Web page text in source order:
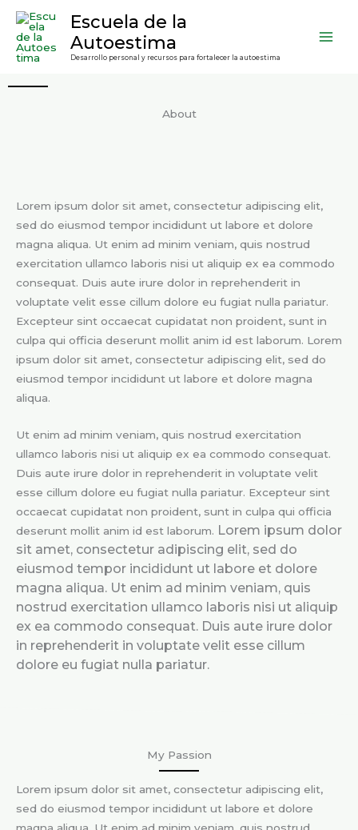
contenido
contenido
Escuela de la
Autoestima
Desarrollo personal y recursos para fortalecer la autoestima
About
Lorem ipsum dolor sit amet, consectetur adipiscing elit,
sed do eiusmod tempor incididunt ut labore et dolore
magna aliqua. Ut enim ad minim veniam, quis nostrud
exercitation ullamco laboris nisi ut aliquip ex ea commodo
consequat. Duis aute irure dolor in reprehenderit in
voluptate velit esse cillum dolore eu fugiat nulla pariatur.
Excepteur sint occaecat cupidatat non proident, sunt in
culpa qui officia deserunt mollit anim id est laborum. Lorem
ipsum dolor sit amet, consectetur adipiscing elit, sed do
eiusmod tempor incididunt ut labore et dolore magna
aliqua.
Ut enim ad minim veniam, quis nostrud exercitation
ullamco laboris nisi ut aliquip ex ea commodo consequat.
Duis aute irure dolor in reprehenderit in voluptate velit
esse cillum dolore eu fugiat nulla pariatur. Excepteur sint
occaecat cupidatat non proident, sunt in culpa qui officia
deserunt mollit anim id est laborum. Lorem ipsum dolor
sit amet, consectetur adipiscing elit, sed do
eiusmod tempor incididunt ut labore et dolore
magna aliqua. Ut enim ad minim veniam, quis
nostrud exercitation ullamco laboris nisi ut aliquip
ex ea commodo consequat. Duis aute irure dolor
in reprehenderit in voluptate velit esse cillum
dolore eu fugiat nulla pariatur.
My Passion
Lorem ipsum dolor sit amet, consectetur adipiscing elit,
sed do eiusmod tempor incididunt ut labore et dolore